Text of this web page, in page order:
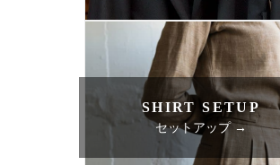
SHIRT SETUP
セットアップ →